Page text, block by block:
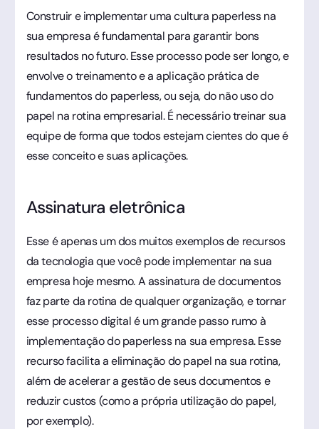
Construir e implementar uma cultura paperless na
sua empresa é fundamental para garantir bons
resultados no futuro. Esse processo pode ser longo, e
envolve o treinamento e a aplicação prática de
fundamentos do paperless, ou seja, do não uso do
papel na rotina empresarial. É necessário treinar sua
equipe de forma que todos estejam cientes do que é
esse conceito e suas aplicações.
Assinatura eletrônica
Esse é apenas um dos muitos exemplos de recursos
da tecnologia que você pode implementar na sua
empresa hoje mesmo. A assinatura de documentos
faz parte da rotina de qualquer organização, e tornar
esse processo digital é um grande passo rumo à
implementação do paperless na sua empresa. Esse
recurso facilita a eliminação do papel na sua rotina,
além de acelerar a gestão de seus documentos e
reduzir custos (como a própria utilização do papel,
por exemplo).